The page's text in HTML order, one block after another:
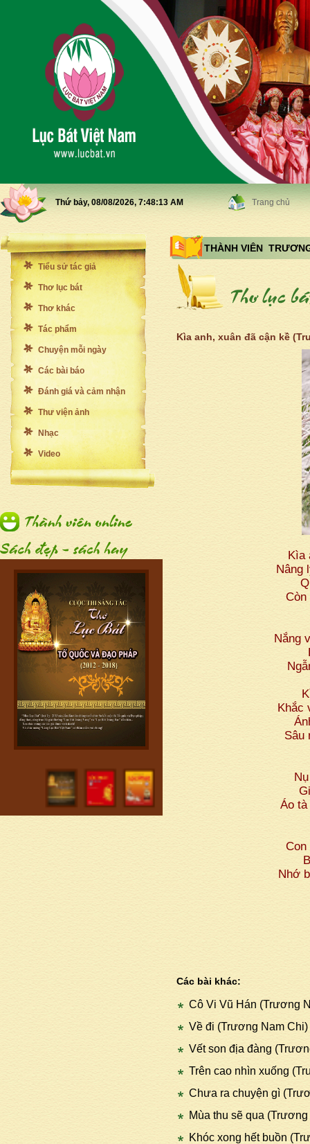
Thứ bảy, 08/08/2026, 7:48:15 AM Trang chủ
Tiểu sử tác giả
Thơ lục bát
Thơ khác
Tác phẩm
Chuyện mỗi ngày
Các bài báo
Đánh giá và cảm nhận
Thư viện ảnh
Nhạc
Video
THÀNH VIÊN
Kìa anh, xuân đã cận kề
Kìa
Nâng
Nắng
Khắc
Sâu
Áo
Nhớ
Các bài khác:
Cô Vi Vũ Hán (Trương
Về đi (Trương Nam Chi)
Vết son địa đàng
Trên cao nhìn xuống
Chưa ra chuyện gì
Mùa thu sẽ qua
Khóc xong hết buồn